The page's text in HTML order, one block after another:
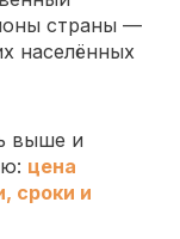
страны —
населённых
выше и
цена
, сроки и